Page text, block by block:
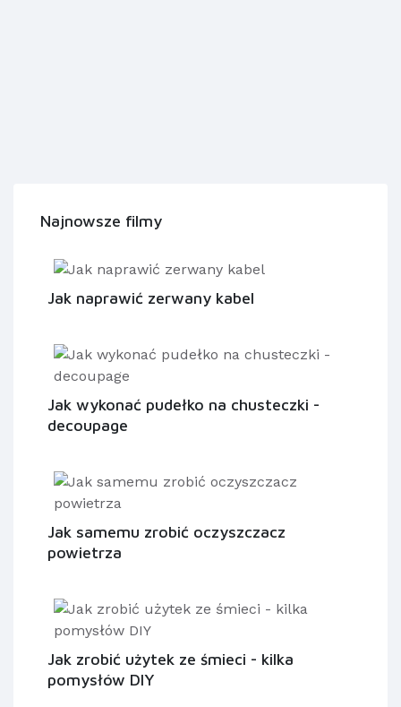
Najnowsze filmy
Jak naprawić zerwany kabel
Jak wykonać pudełko na chusteczki -
decoupage
Jak samemu zrobić oczyszczacz
powietrza
Jak zrobić użytek ze śmieci - kilka
pomysłów DIY